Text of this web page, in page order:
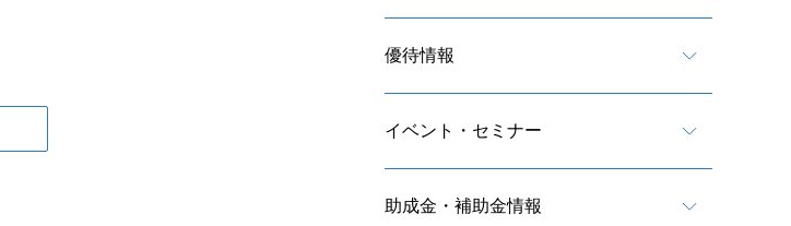
優待情報
イベント・セミナー
助成金・補助金情報